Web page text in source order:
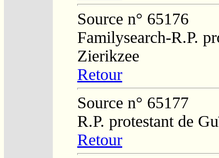
Source n° 65176
Familysearch-R.P.
Zierikzee
Retour
Source n° 65177
R.P. protestant de
Retour